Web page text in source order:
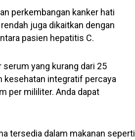
perkembangan kanker hati
juga dikaitkan dengan
pasien hepatitis C.
yang kurang dari 25
kesehatan integratif percaya
per mililiter. Anda dapat
tersedia dalam makanan seperti